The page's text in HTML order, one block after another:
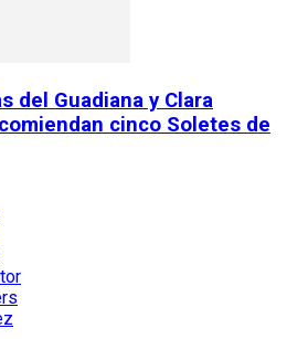
del Guadiana y Clara
cinco Soletes de